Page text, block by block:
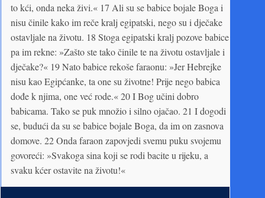
to kći, onda neka živi.« 17 Ali su se babice bojale Boga i
nisu činile kako im reče kralj egipatski, nego su i dječake
ostavljale na životu. 18 Stoga egipatski kralj pozove babice
pa im rekne: »Zašto ste tako činile te na životu ostavljale i
dječake?« 19 Nato babice rekoše faraonu: »Jer Hebrejke
nisu kao Egipćanke, ta one su životne! Prije nego babica
dođe k njima, one već rode.« 20 I Bog učini dobro
babicama. Tako se puk množio i silno ojačao. 21 I dogodi
se, budući da su se babice bojale Boga, da im on zasnova
domove. 22 Onda faraon zapovjedi svemu puku svojemu
govoreći: »Svakoga sina koji se rodi bacite u rijeku, a
svaku kćer ostavite na životu!«